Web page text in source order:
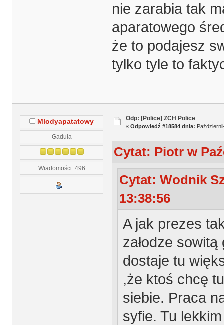
nie zarabia tak
aparatowego
że to podajesz
tylko tyle to
Mlodyapatatowy
Gaduła
Wiadomości: 496
Odp: [Police] ZCH Police
« Odpowiedź #18584 dnia:
Cytat: Piotr w
Cytat: Wodnik
13:38:56
A jak prezes
załodze
dostaje tu
,że ktoś chcę
siebie. Praca
syfie. Tu